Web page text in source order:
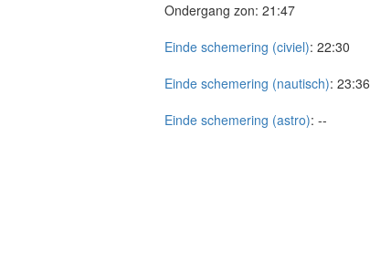
Ondergang zon: 21:47
Einde schemering (civiel): 22:30
Einde schemering (nautisch): 23:36
Einde schemering (astro): --